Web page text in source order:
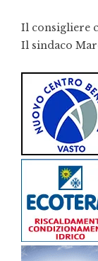
Il consigliere
Il sindaco